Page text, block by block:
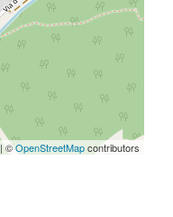
| ©OpenStreetMapcontributors